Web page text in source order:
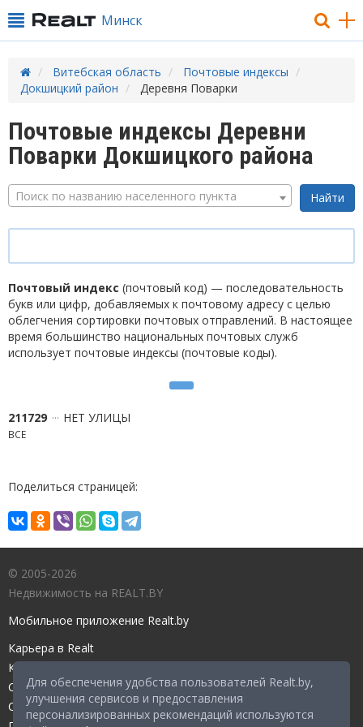
Для обеспечения удобства пользователей Realt.by,
улучшения сервисов и предоставления
персонализированных рекомендаций используются
Минск
Витебская область
Почтовые индексы
Докшицкий район
Деревня Поварки
Почтовые индексы Деревни
Поварки Докшицкого района
Поиск по названию населенного пункта
Почтовый индекс (почтовый код) — последовательность
букв или цифр, добавляемых к почтовому адресу с целью
облегчения сортировки почтовых отправлений. В настоящее
время большинство национальных почтовых служб
использует почтовые индексы (почтовые коды).
211729 НЕТ УЛИЦЫ
ВСЕ
Поделиться страницей:
© 2005-2026
Недвижимость на REALT.BY
Мобильное приложение Realt.by
Карьера в Realt
Контакты редакции
Справочный центр
Служба поддержки